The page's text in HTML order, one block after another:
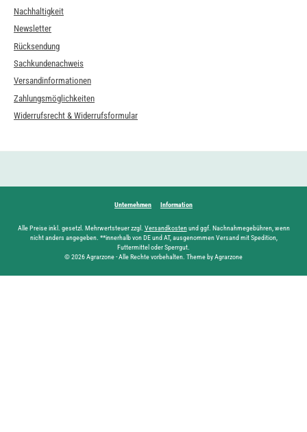
Nachhaltigkeit
Newsletter
Rücksendung
Sachkundenachweis
Versandinformationen
Zahlungsmöglichkeiten
Widerrufsrecht & Widerrufsformular
Unternehmen Information
Alle Preise inkl. gesetzl. Mehrwertsteuer zzgl. Versandkostenund ggf. Nachnahmegebühren, wenn
nicht anders angegeben. **innerhalb von DE und AT, ausgenommen Versand mit Spedition,
Futtermittel oder Sperrgut.
© 2026 Agrarzone - Alle Rechte vorbehalten. Theme by Agrarzone